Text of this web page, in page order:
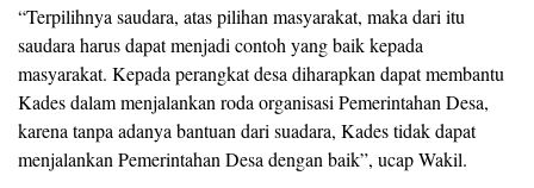
“Terpilihnya saudara, atas pilihan masyarakat, maka dari itu
saudara harus dapat menjadi contoh yang baik kepada
masyarakat. Kepada perangkat desa diharapkan dapat membantu
Kades dalam menjalankan roda organisasi Pemerintahan Desa,
karena tanpa adanya bantuan dari suadara, Kades tidak dapat
menjalankan Pemerintahan Desa dengan baik”, ucap Wakil.